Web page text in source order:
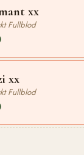
xx
Fullblod
xx
Fullblod